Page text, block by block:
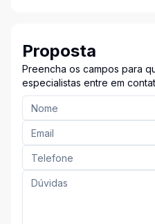
Proposta
Preencha os campos para
especialistas entre em